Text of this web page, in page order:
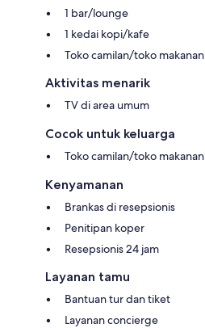
1 bar/lounge
1 kedai kopi/kafe
Toko camilan/toko makanan
Aktivitas menarik
TV di area umum
Cocok untuk keluarga
Toko camilan/toko makanan
Kenyamanan
Brankas di resepsionis
Penitipan koper
Resepsionis 24 jam
Layanan tamu
Bantuan tur dan tiket
Layanan concierge